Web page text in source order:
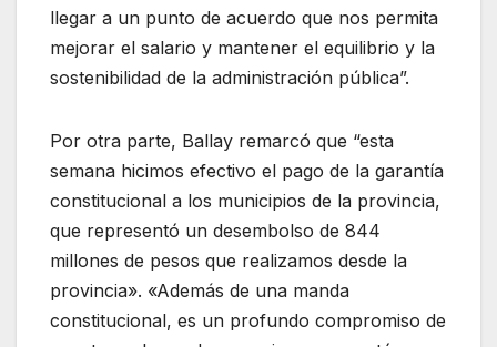
llegar a un punto de acuerdo que nos permita
mejorar el salario y mantener el equilibrio y la
sostenibilidad de la administración pública”.
Por otra parte, Ballay remarcó que “esta
semana hicimos efectivo el pago de la garantía
constitucional a los municipios de la provincia,
que representó un desembolso de 844
millones de pesos que realizamos desde la
provincia». «Además de una manda
constitucional, es un profundo compromiso de